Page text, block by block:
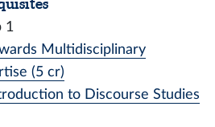
1
Multidisciplinary
(5 cr)
to Discourse Studies